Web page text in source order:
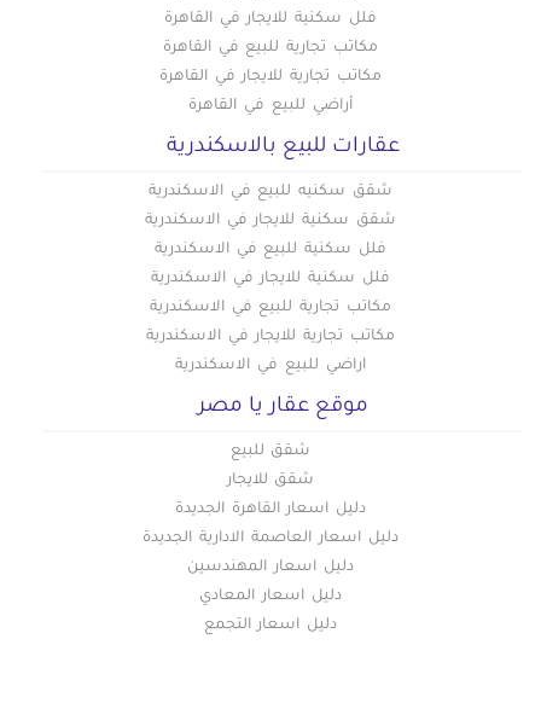
فلل سكنية للايجار في القاهرة
مكاتب تجارية للبيع في القاهرة
مكاتب تجارية للايجار في القاهرة
أراضي للبيع في القاهرة
عقارات للبيع بالاسكندرية
شقق سكنيه للبيع في الاسكندرية
شقق سكنية للايجار في الاسكندرية
فلل سكنية للبيع في الاسكندرية
فلل سكنية للايجار في الاسكندرية
مكاتب تجارية للبيع في الاسكندرية
مكاتب تجارية للايجار في الاسكندرية
اراضي للبيع في الاسكندرية
موقع عقار يا مصر
شقق للبيع
شقق للايجار
دليل اسعار القاهرة الجديدة
دليل اسعار العاصمة الادارية الجديدة
دليل اسعار المهندسين
دليل اسعار المعادي
دليل اسعار التجمع